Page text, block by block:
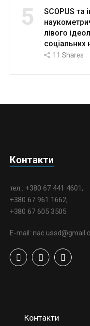
5
SCOPUS та
лівого
соціальних
11 Shares
Контакти
тел.: +380 67 441 4601,
+380 67 961 1662,
+380 67 605 3505
E-mail:
Контакти